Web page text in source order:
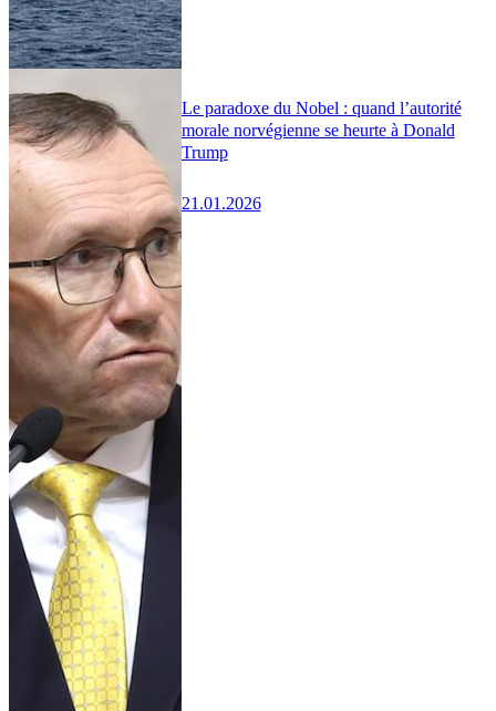
Le paradoxe du Nobel : quand l’autorité
morale norvégienne se heurte à Donald
Trump
21.01.2026